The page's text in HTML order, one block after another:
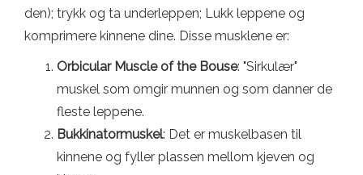
den); trykk og ta underleppen; Lukk leppene og
komprimere kinnene dine. Disse musklene er:
Orbicular Muscle of the Bouse: "Sirkulær"
muskel som omgir munnen og som danner de
fleste leppene.
Bukkinatormuskel: Det er muskelbasen til
kinnene og fyller plassen mellom kjeven og